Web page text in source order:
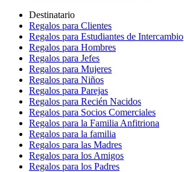
Destinatario
Regalos para Clientes
Regalos para Estudiantes de Intercambio
Regalos para Hombres
Regalos para Jefes
Regalos para Mujeres
Regalos para Niños
Regalos para Parejas
Regalos para Recién Nacidos
Regalos para Socios Comerciales
Regalos para la Familia Anfitriona
Regalos para la familia
Regalos para las Madres
Regalos para los Amigos
Regalos para los Padres